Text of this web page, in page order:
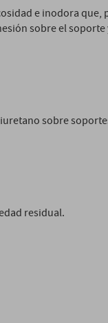
e inodora que,
sobre el
sobre
residual.